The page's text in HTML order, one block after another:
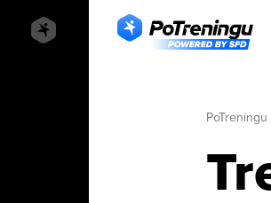
PoTreningu